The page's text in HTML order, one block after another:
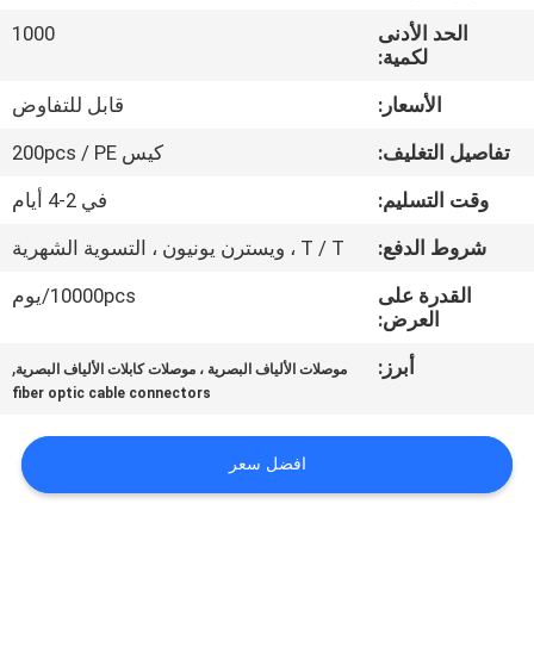
المعمل
مراقبة
الجودة
اتصل
خريطة
الموقع
الحد الأدنى
لكمية:
1000
الأسعار:
قابل للتفاوض
تفاصيل التغليف:
كيس 200pcs / PE
وقت التسليم:
في 2-4 أيام
شروط الدفع:
T / T ، ويسترن يونيون ، التسوية الشهرية
القدرة على
العرض:
10000pcs/يوم
أبرز: موصلات الألياف البصرية ، موصلات كابلات الألياف البصرية,
fiber optic cable connectors
افضل سعر